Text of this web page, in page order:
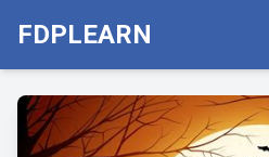
FDPLEARN